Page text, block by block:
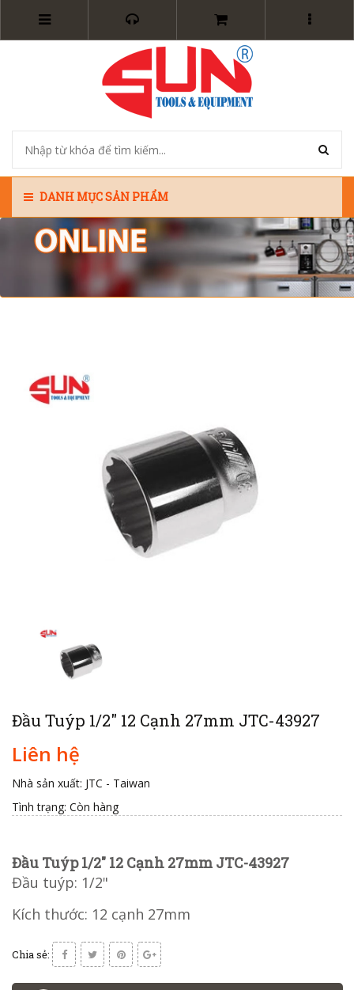
DANH MỤC SẢN PHẨM
Đầu Tuýp 1/2" 12 Cạnh 27mm JTC-43927
Liên hệ
Nhà sản xuất: JTC - Taiwan
Tình trạng: Còn hàng
Đầu Tuýp 1/2" 12 Cạnh 27mm JTC-43927
Đầu tuýp: 1/2"
Kích thước: 12 cạnh 27mm
Chia sẻ: